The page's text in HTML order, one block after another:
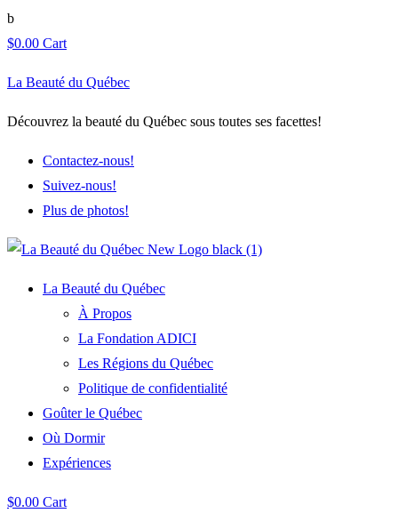
$0.00 Cart
La Beauté du Québec
Découvrez la beauté du Québec sous toutes ses facettes!
Contactez-nous!
Suivez-nous!
Plus de photos!
La Beauté du Québec
À Propos
La Fondation ADICI
Les Régions du Québec
Politique de confidentialité
Goûter le Québec
Où Dormir
Expériences
$0.00 Cart